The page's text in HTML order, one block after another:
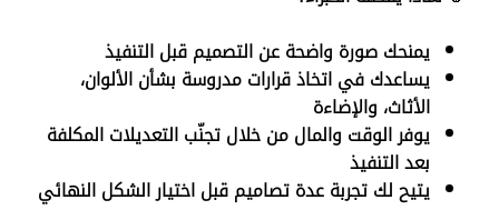
يمنحك صورة واضحة عن التصميم قبل التنفيذ
يساعدك في اتخاذ قرارات مدروسة بشأن الألوان،
الأثاث، والإضاءة
يوفر الوقت والمال من خلال تجنّب التعديلات المكلفة
بعد التنفيذ
يتيح لك تجربة عدة تصاميم قبل اختيار الشكل النهائي